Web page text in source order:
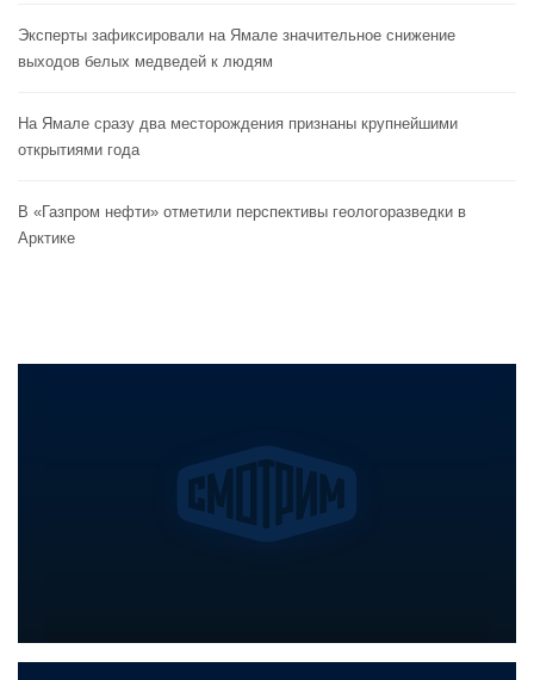
Эксперты зафиксировали на Ямале значительное снижение
выходов белых медведей к людям
На Ямале сразу два месторождения признаны крупнейшими
открытиями года
В «Газпром нефти» отметили перспективы геологоразведки в
Арктике